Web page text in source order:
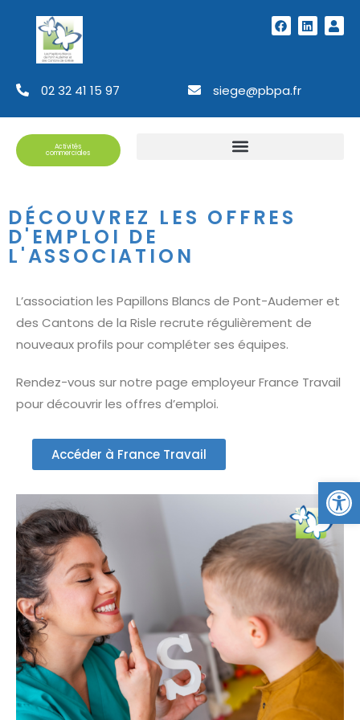
02 32 41 15 97 siege@pbpa.fr
Activités
commerciales
DÉCOUVREZ LES OFFRES
D'EMPLOI DE
L'ASSOCIATION
L’association les Papillons Blancs de Pont-Audemer et
des Cantons de la Risle recrute régulièrement de
nouveaux profils pour compléter ses équipes.
Rendez-vous sur notre page employeur France Travail
pour découvrir les offres d’emploi.
Accéder à France Travail